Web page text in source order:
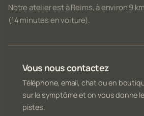
Notre atelier est à Reims, à environ 9
(14 minutes en voiture).
Vous nous contactez
Téléphone, email, chat ou en
sur le symptôme et on vous donne
pistes.